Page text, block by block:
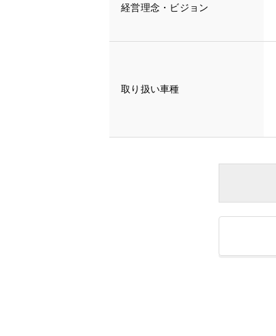
経営理念・ビジョン
取り扱い車種